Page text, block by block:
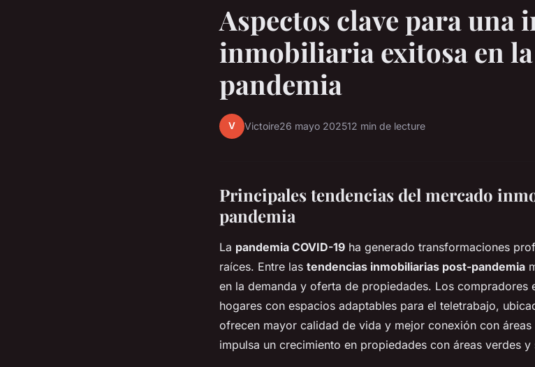
Aspectos clave para una
inmobiliaria exitosa en
pandemia
V Victoire26 mayo 202512 min de lecture
Principales tendencias del mercado
pandemia
La pandemia COVID-19 ha generado transformaciones
raíces. Entre las tendencias inmobiliarias post-pandemia
en la demanda y oferta de propiedades. Los compradores
hogares con espacios adaptables para el teletrabajo,
ofrecen mayor calidad de vida y mejor conexión con
impulsa un crecimiento en propiedades con áreas verdes